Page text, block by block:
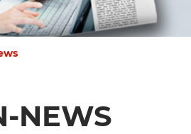
NEWS